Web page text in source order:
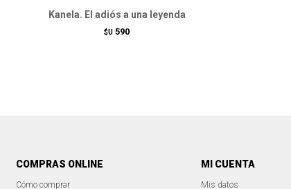
Kanela. El adiós a una leyenda
$U 590
COMPRAS ONLINE
Cómo comprar
MI CUENTA
Mis datos